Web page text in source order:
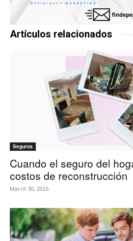
Artículos relacionados
Seguros
Cuando el seguro del
costos de reconstrucción
March 30, 2026